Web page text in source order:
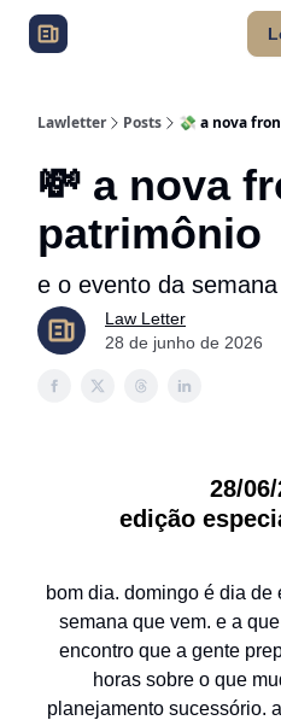
Lawletter Posts 💸 a nova
💸 a nova
patrimônio
e o evento da semana
Law Letter
28 de junho de 2026
28/
edição
bom dia. domingo é dia de
semana que vem. e a
encontro que a gente
horas sobre o que
planejamento sucessório.